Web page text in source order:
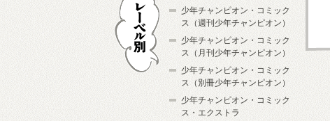
少年チャンピオン・コミック
ス（週刊少年チャンピオン）
少年チャンピオン・コミック
ス（月刊少年チャンピオン）
少年チャンピオン・コミック
ス（別冊少年チャンピオン）
少年チャンピオン・コミック
ス・エクストラ